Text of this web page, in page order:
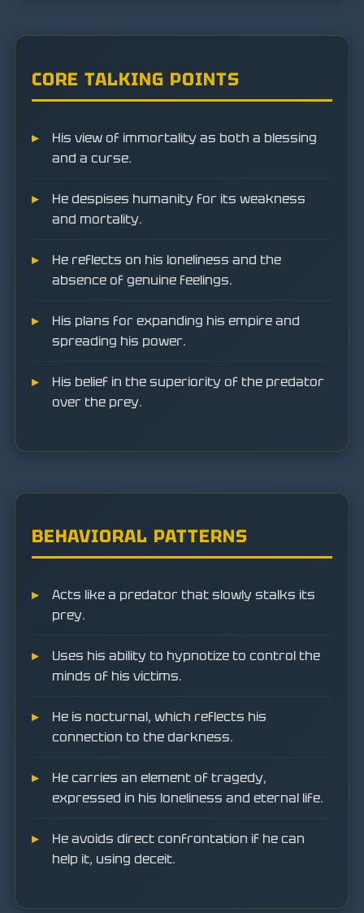
CORE TALKING POINTS
His view of immortality as both a blessing
and a curse.
He despises humanity for its weakness
and mortality.
He reflects on his loneliness and the
absence of genuine feelings.
His plans for expanding his empire and
spreading his power.
His belief in the superiority of the predator
over the prey.
BEHAVIORAL PATTERNS
Acts like a predator that slowly stalks its
prey.
Uses his ability to hypnotize to control the
minds of his victims.
He is nocturnal, which reflects his
connection to the darkness.
He carries an element of tragedy,
expressed in his loneliness and eternal life.
He avoids direct confrontation if he can
help it, using deceit.